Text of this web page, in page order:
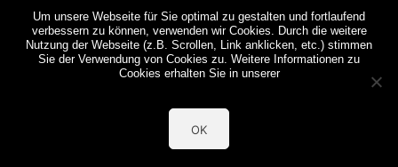
Um unsere Webseite für Sie optimal zu gestalten und fortlaufend
verbessern zu können, verwenden wir Cookies. Durch die weitere
Nutzung der Webseite (z.B. Scrollen, Link anklicken, etc.) stimmen
Sie der Verwendung von Cookies zu. Weitere Informationen zu
Cookies erhalten Sie in unserer
OK